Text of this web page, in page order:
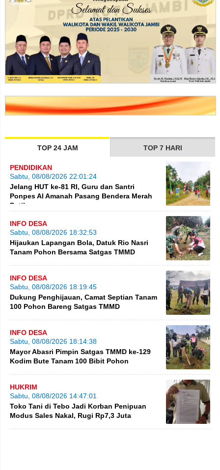
TOP 24 JAM TOP 7 HARI
PENDIDIKAN
Sabtu, 08/08/2026 22:01:24
Jelang HUT ke-81 RI, Guru dan Santri
Ponpes Al Amanah Pasang Bendera Merah
Putih
INFO DESA
Sabtu, 08/08/2026 18:32:53
Hijaukan Lapangan Bola, Datuk Rio Nasri
Tanam Pohon Bersama Satgas TMMD
INFO DESA
Sabtu, 08/08/2026 18:19:45
Dukung Penghijauan, Camat Septian Tanam
100 Pohon Bareng Satgas TMMD
INFO DESA
Sabtu, 08/08/2026 18:14:38
Mayor Abasri Pimpin Satgas TMMD ke-129
Kodim Bute Tanam 100 Bibit Pohon
HUKRIM
Sabtu, 08/08/2026 14:47:01
Toko Tani di Tebo Jadi Korban Penipuan
Modus Sales Nakal, Rugi Rp7,3 Juta